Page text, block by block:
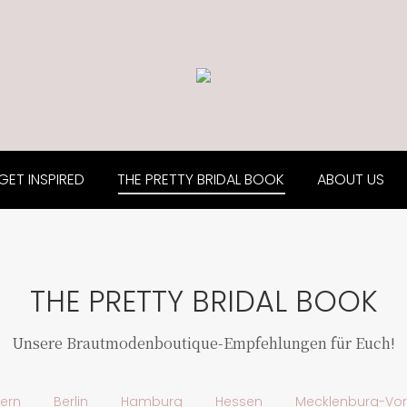
INSPIRED THE PRETTY BRIDAL BOOK ABOUT US
THE PRETTY BRIDAL BOOK
Unsere Brautmodenboutique-Empfehlungen für Euch!
Berlin Hamburg Hessen Mecklenburg-